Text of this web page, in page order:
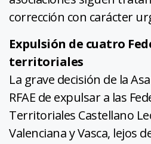
corrección con carácter
Expulsión de cuatro
territoriales
La grave decisión de la
RFAE de expulsar a las
Territoriales Castellano
Valenciana y Vasca, lejos